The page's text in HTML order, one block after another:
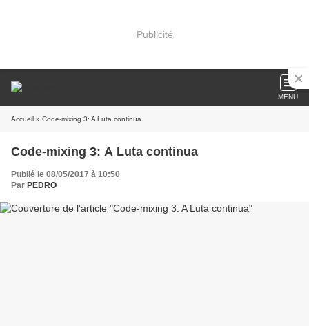
Publicité
MENU
Accueil » Code-mixing 3: A Luta continua
Code-mixing 3: A Luta continua
Publié le 08/05/2017 à 10:50
Par PEDRO